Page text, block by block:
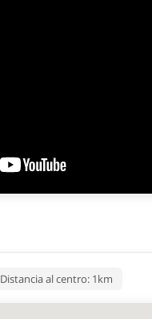
Distancia al centro: 1km